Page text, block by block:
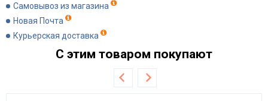
Самовывоз из магазина
Новая Почта
Курьерская доставка
С этим товаром покупают